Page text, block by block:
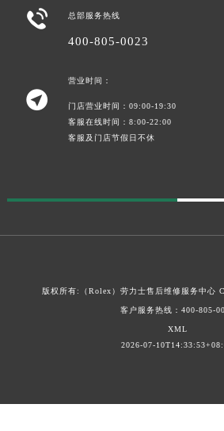
 总部服务热线
400-805-0023

营业时间：
门店营业时间：09:00-19:30
客服在线时间：8:00-22:00
客服及门店节假日不休
版权所有:（Rolex） 劳力士售后维修服务中心
客户服务热线： 400-805-
XML
2026-07-